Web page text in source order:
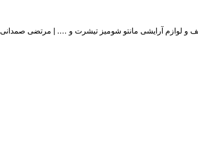
و لوازم آرایشی مانتو شومیز تیشرت و …. | مرتضی صمدانی